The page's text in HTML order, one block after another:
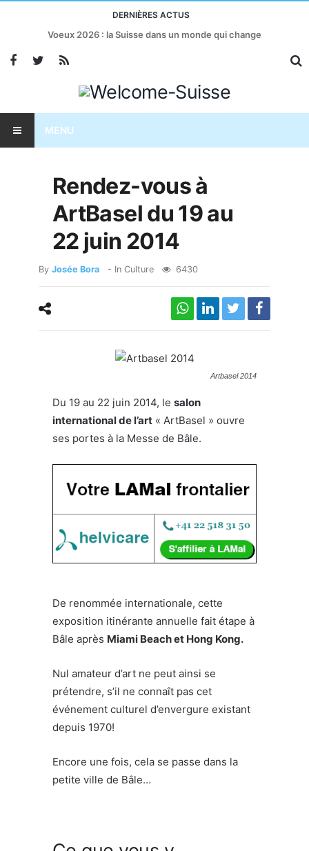
DERNIÈRES ACTUS
Voeux 2026 : la Suisse dans un monde qui change
MENU
Rendez-vous à
ArtBasel du 19 au
22 juin 2014
By Josée Bora - In Culture 6430
Artbasel 2014
Du 19 au 22 juin 2014, le salon
international de l’art « ArtBasel » ouvre
ses portes à la Messe de Bâle.
De renommée internationale, cette
exposition itinérante annuelle fait étape à
Bâle après Miami Beach et Hong Kong.
Nul amateur d’art ne peut ainsi se
prétendre, s’il ne connaît pas cet
événement culturel d’envergure existant
depuis 1970!
Encore une fois, cela se passe dans la
petite ville de Bâle…